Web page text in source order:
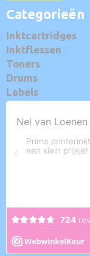
Categorieën
Inktcartridges
Inktflessen
Toners
Drums
Labels